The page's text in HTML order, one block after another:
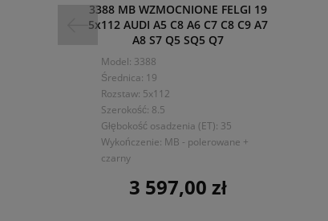
3388 MB WZMOCNIONE FELGI 19
5x112 AUDI A5 C8 A6 C7 C8 C9 A7
A8 S7 Q5 SQ5 Q7
Model: 3388
Średnica: 19
Rozstaw: 5x112
Szerokość: 8.5
Głębokość osadzenia (ET): 35
Wykończenie: MB - polerowane +
czarny
Cena
3 597,00 zł